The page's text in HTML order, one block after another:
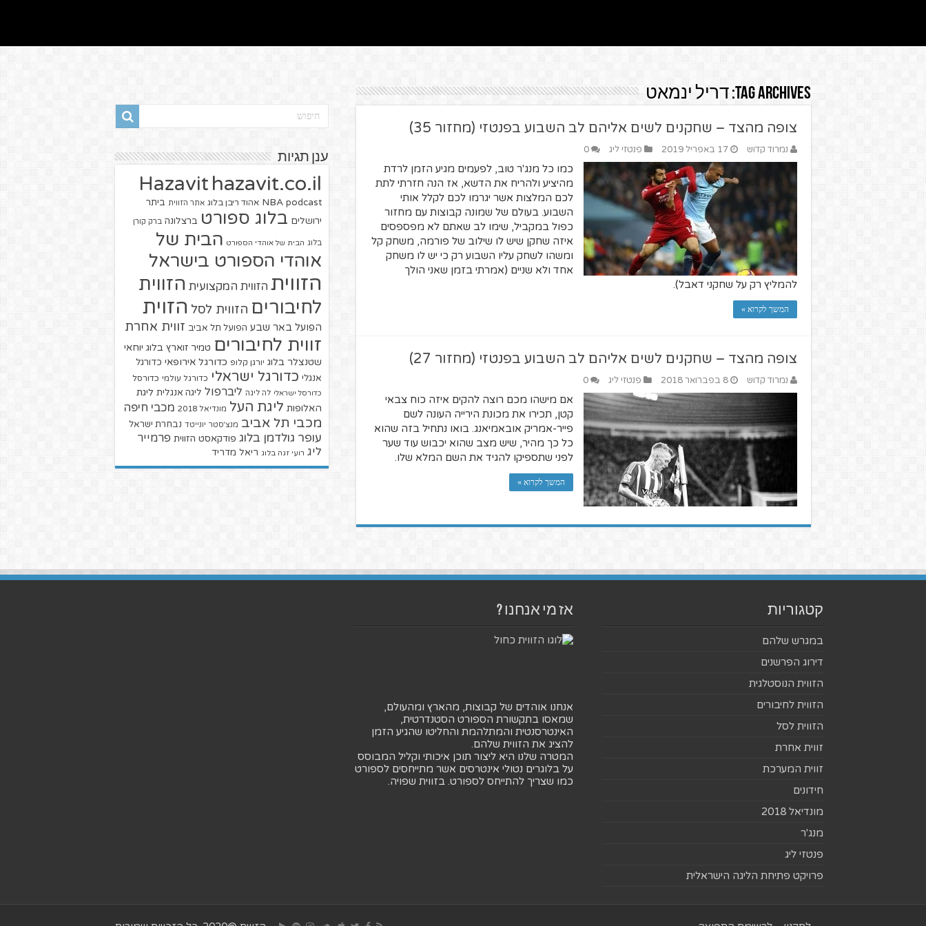
Tag Archives: דריל ינמאט
צופה מהצד – שחקנים לשים אליהם לב השבוע בפנטזי (מחזור 35)
נמרוד קדוש 17 באפריל 2019 פנטזי ליג 0
כמו כל מנג'ר טוב, לפעמים מגיע הזמן לרדת
מהיציע ולהריח את הדשא, אז הנה חזרתי לתת
לכם המלצות אשר יגרמו לכם לקלל אותי
השבוע. בעולם של שמונה קבוצות עם מחזור
כפול במקביל, שימו לב שאתם לא מפספסים
איזה שחקן שיש לו שילוב של פורמה, משחק קל
ומשהו לשחק עליו השבוע רק כי יש לו משחק
אחד ולא שניים (אמרתי בזמן שאני הולך
להמליץ רק על שחקני דאבל).
המשך לקרוא »
צופה מהצד – שחקנים לשים אליהם לב השבוע בפנטזי (מחזור 27)
נמרוד קדוש 8 בפברואר 2018 פנטזי ליג 0
אם מישהו מכם רוצה להקים איזה כוח צבאי
קטן, תכירו את מכונת הירייה העונה לשם
פייר-אמריק אובאמיאנג. בואו נתחיל בזה שהוא
כל כך מהיר, שיש מצב שהוא יכבוש עוד שער
לפני שתספיקו להגיד את השם המלא שלו.
המשך לקרוא »
ענן תגיות
Hazavit hazavit.co.il
NBA podcast אהוד ריבן בלוג אתר הזווית ביתר
ירושלים בלוג ספורט ברצלונה ברק קורן
בלוג הבית של אוהדי הספורט הבית של
אוהדי הספורט בישראל
הזווית הזווית המקצועית הזווית
לחיבורים הזווית לסל הזוית
הפועל באר שבע הפועל תל אביב זווית אחרת
זווית לחיבורים טמיר זוארץ בלוג יוחאי
שטנצלר בלוג יורגן קלופ כדורגל אירופאי כדורגל
אנגלי כדורגל ישראלי כדורגל עולמי כדורסל
כדורסל ישראלי לה ליגה ליברפול ליגה אנגלית ליגת
האלופות ליגת העל מונדיאל 2018 מכבי חיפה
מכבי תל אביב מנצ'סטר יונייטד נבחרת ישראל
עופר גולדמן בלוג פודקאסט הזווית פרמייר
ליג רועי זגה בלוג ריאל מדריד
קטגוריות
במגרש שלהם
דירוג הפרשנים
הזווית הנוסטלגית
הזווית לחיבורים
הזווית לסל
זווית אחרת
זווית המערכת
חידונים
מונדיאל 2018
מנג'ר
פנטזי ליג
פרויקט פתיחת הליגה הישראלית
אז מי אנחנו ?
אנחנו אוהדים של קבוצות, מהארץ ומהעולם,
שמאסו בתקשורת הספורט הסטנדרטית,
האינטרסנטית והמתלהמת והחליטו שהגיע הזמן
להציג את הזווית שלהם.
המטרה שלנו היא ליצור תוכן איכותי וקליל המבוסס
על בלוגרים נטולי אינטרסים אשר מתייחסים לספורט
כמו שצריך להתייחס לספורט. בזווית שפויה.